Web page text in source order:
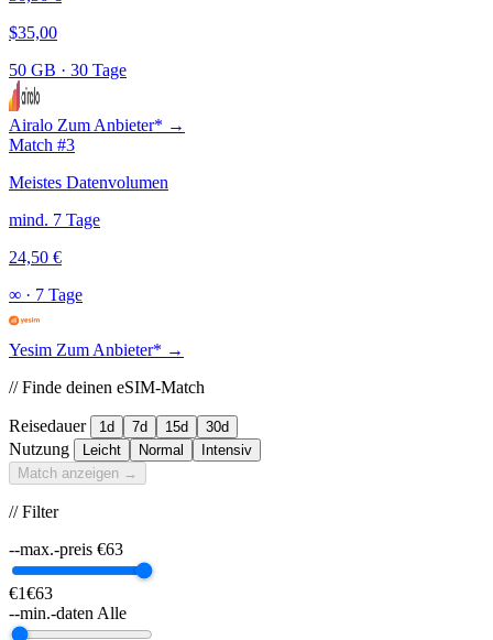
$35,00
50 GB · 30 Tage
Airalo Zum Anbieter* →
Match #3
Meistes Datenvolumen
mind. 7 Tage
24,50 €
∞ · 7 Tage
Yesim Zum Anbieter* →
// Finde deinen eSIM-Match
Reisedauer 1d 7d 15d 30d
Nutzung Leicht Normal
Intensiv
Match anzeigen →
// Filter
--max.-preis €63
€1€63
--min.-daten Alle